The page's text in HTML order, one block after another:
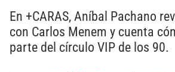
En +CARAS, Aníbal Pachano
con Carlos Menem y cuenta
parte del círculo VIP de los 90.